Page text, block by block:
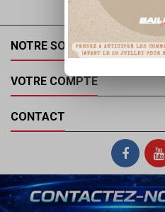
NOTRE SOCIÉTÉ
VOTRE COMPTE
CONTACT